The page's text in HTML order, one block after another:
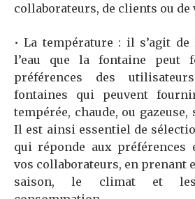
collaborateurs, de clients ou de
• La température : il s’agit
l’eau que la fontaine peut
préférences des
fontaines qui peuvent
tempérée, chaude, ou
Il est ainsi essentiel de
qui réponde aux préférences
vos collaborateurs, en prenant
saison, le climat et